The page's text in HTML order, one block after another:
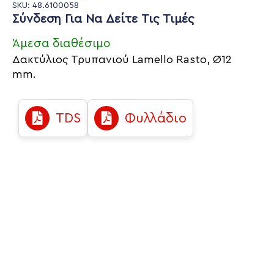
SKU: 48.6100058
Σύνδεση Για Να Δείτε Τις Τιμές
Άμεσα διαθέσιμο
Δακτύλιος Τρυπανιού Lamello Rasto, Ø12
mm.
TDS Φυλλάδιο